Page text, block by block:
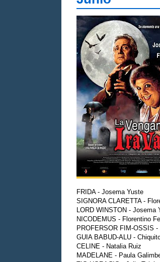
FRIDA - Josema Yuste
SIGNORA CLARETTA -
LORD WINSTON - Josema
NICODEMUS - Florentino
PROFERSOR FIM-OSSIS -
GUIA BABUD-ALU -
CELINE - Natalia Ruiz
MADELANE - Paula